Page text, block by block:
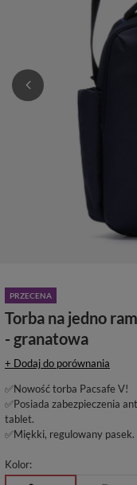
PRZECENA
Torba na jedno
- granatowa
+ Dodaj do porównania
✅Nowość torba Pacsafe V!
✅Posiada zabezpieczenia
tablet.
✅Miękki, regulowany pasek.
Kolor